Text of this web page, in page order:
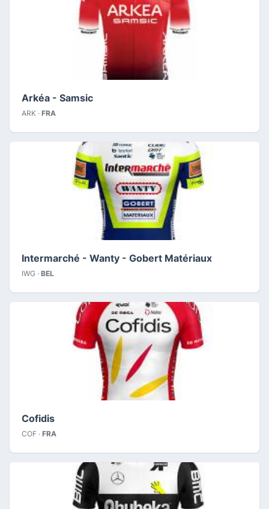
Arkéa - Samsic
ARK · FRA
Intermarché - Wanty - Gobert Matériaux
IWG · BEL
Cofidis
COF · FRA